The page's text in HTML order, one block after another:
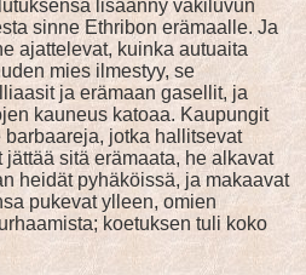
lisäänny väkiluvun
sinne Ethribon erämaalle. Ja
ajattelevat, kuinka autuaita
mies ilmestyy, se
ja erämaan gasellit, ja
kauneus katoaa. Kaupungit
jotka hallitsevat
sitä erämaata, he alkavat
heidät pyhäköissä, ja makaavat
pukevat ylleen, omien
koetuksen tuli koko